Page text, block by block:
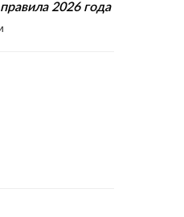
2026 года